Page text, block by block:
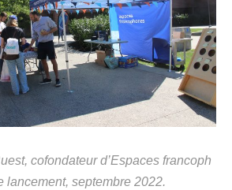
, cofondateurd’Espaces francoph
lancement, septembre 2022.